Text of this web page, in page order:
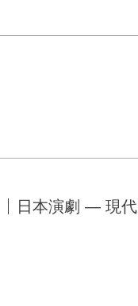
日本演劇 — 現代